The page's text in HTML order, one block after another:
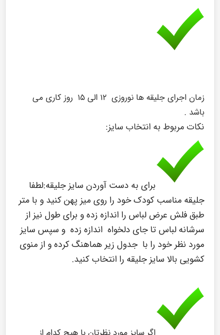
زمان اجرای جلیقه ها نوروزی ۱۲ الی ۱۵ روز کاری می
باشد .
نکات مربوط به انتخاب سایز:
برای به دست آوردن سایز جلیقه:لطفا
جلیقه مناسب کودک خود را روی میز پهن کنید و با متر
طبق فلش عرض لباس را اندازه زده و برای طول نیز از
سرشانه لباس تا جای دلخواه اندازه زده و سپس سایز
مورد نظر خود را با جدول زیر هماهنگ کرده و از منوی
کشویی بالا سایز جلیقه را انتخاب کنید.